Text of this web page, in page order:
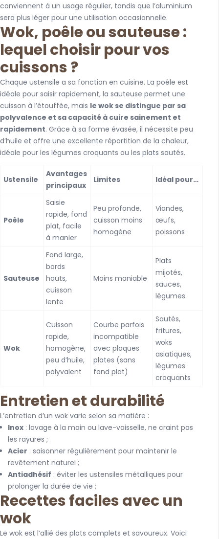
conviennent à un usage régulier, tandis que l’aluminium
sera plus léger pour une utilisation occasionnelle.
Wok, poêle ou sauteuse :
lequel choisir pour vos
cuissons ?
Chaque ustensile a sa fonction en cuisine. La poêle est
idéale pour saisir rapidement, la sauteuse permet une
cuisson à l’étouffée, mais le wok se distingue par sa
polyvalence et sa capacité à cuire sainement et
rapidement. Grâce à sa forme évasée, il nécessite peu
d’huile et offre une excellente répartition de la chaleur,
idéale pour les légumes croquants ou les plats sautés.
Ustensile
Avantages
principaux
Limites Idéal pour…
Poêle
Saisie
rapide, fond
plat, facile
à manier
Peu profonde,
cuisson moins
homogène
Viandes,
œufs,
poissons
Sauteuse
Fond large,
bords
hauts,
cuisson
lente
Moins maniable
Plats
mijotés,
sauces,
légumes
Wok
Cuisson
rapide,
homogène,
peu d’huile,
polyvalent
Courbe parfois
incompatible
avec plaques
plates (sans
fond plat)
Sautés,
fritures,
woks
asiatiques,
légumes
croquants
Entretien et durabilité
L’entretien d’un wok varie selon sa matière :
Inox : lavage à la main ou lave-vaisselle, ne craint pas
les rayures ;
Acier : saisonner régulièrement pour maintenir le
revêtement naturel ;
Antiadhésif : éviter les ustensiles métalliques pour
prolonger la durée de vie ;
Recettes faciles avec un
wok
Le wok est l’allié des plats complets et savoureux. Voici